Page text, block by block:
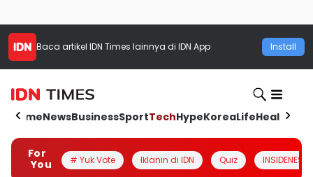
Baca artikel IDN Times lainnya di IDN App Install
HomeNewsBusinessSportTechHypeKoreaLifeHealth
For
You
# Yuk Vote Iklanin di IDN Quiz INSIDENESIA